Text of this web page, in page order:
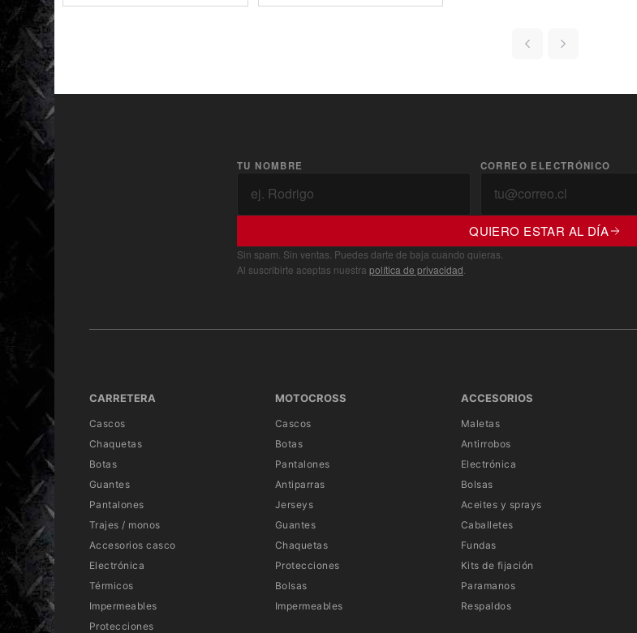
TU NOMBRE CORREO ELECTRÓNICO
QUIERO ESTAR AL DÍA
Sin spam. Sin ventas. Puedes darte de baja cuando quieras.
Al suscribirte aceptas nuestra política de privacidad
CARRETERA
Cascos
Chaquetas
Botas
Guantes
Pantalones
Trajes / monos
Accesorios casco
Electrónica
Térmicos
Impermeables
Protecciones
MOTOCROSS
Cascos
Botas
Pantalones
Antiparras
Jerseys
Guantes
Chaquetas
Protecciones
Bolsas
Impermeables
ACCESORIOS
Maletas
Antirrobos
Electrónica
Bolsas
Aceites y sprays
Caballetes
Fundas
Kits de fijación
Paramanos
Respaldos